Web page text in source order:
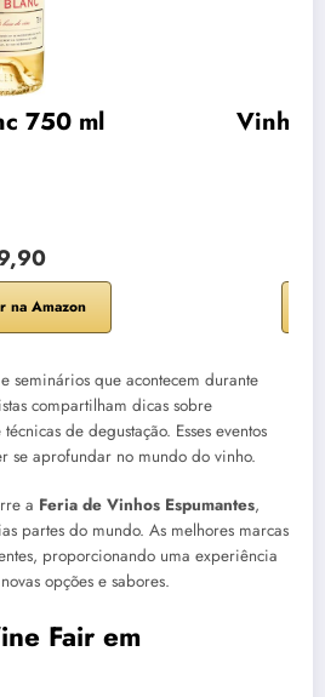
750 ml
na Amazon
Vinho
seminários que acontecem durante
compartilham dicas sobre
de degustação. Esses eventos
se aprofundar no mundo do vinho.
a Feria de Vinhos Espumantes,
partes do mundo. As melhores marcas
proporcionando uma experiência
opções e sabores.
Fair em